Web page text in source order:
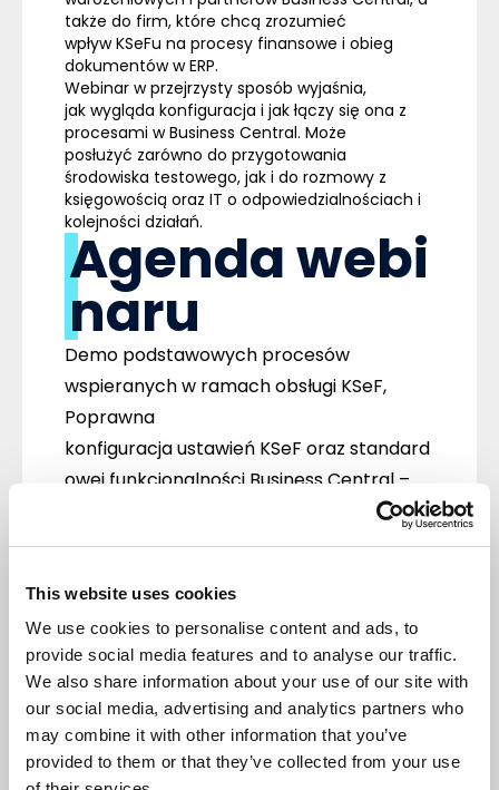
This website uses cookies
We use cookies to personalise content and ads, to
provide social media features and to analyse our traffic.
We also share information about your use of our site with
our social media, advertising and analytics partners who
may combine it with other information that you’ve
provided to them or that they’ve collected from your use
także do firm, które chcą zrozumieć
wpływ KSeFu na procesy finansowe i obieg
dokumentów w ERP.
Webinar w przejrzysty sposób wyjaśnia,
jak wygląda konfiguracja i jak łączy się ona z
procesami w Business Central. Może
posłużyć zarówno do przygotowania
środowiska testowego, jak i do rozmowy z
księgowością oraz IT o odpowiedzialnościach i
kolejności działań.
Agenda webi
naru
Demo podstawowych procesów
wspieranych w ramach obsługi KSeF,
Poprawna
konfiguracja ustawień KSeF oraz standard
owej funkcjonalności Business Central –
Plany dotyczące dalszego rozwoju
funkcjonalności.
Komentarze (0)
NAPISZ KOMENTARZ